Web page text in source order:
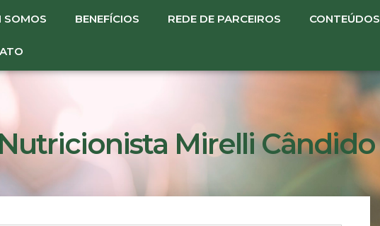
SOMOS BENEFÍCIOS REDE DE PARCEIROS CONTEÚDOS
Mirelli Cândido